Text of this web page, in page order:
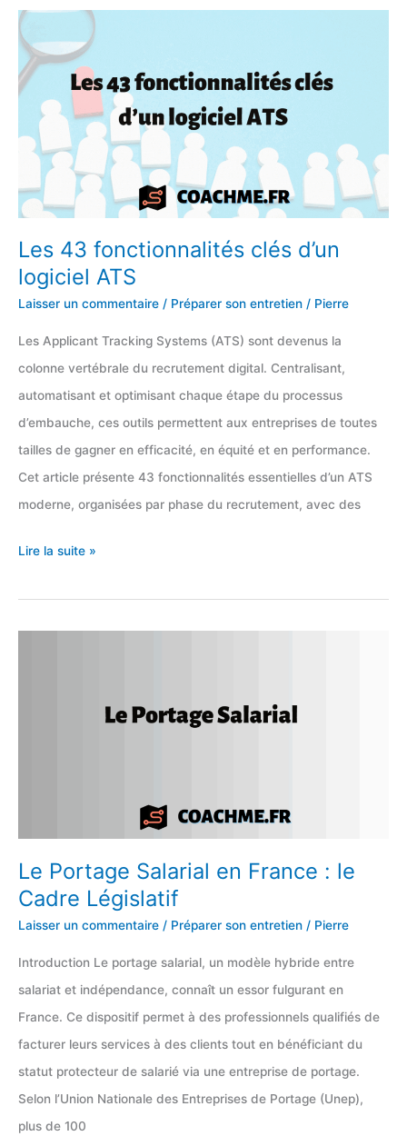
business
club
premium
d’Eric
Larchevêque
Les 43 fonctionnalités clés d’un
logiciel ATS
Laisser un commentaire / Préparer son entretien / Pierre
Les Applicant Tracking Systems (ATS) sont devenus la
colonne vertébrale du recrutement digital. Centralisant,
automatisant et optimisant chaque étape du processus
d’embauche, ces outils permettent aux entreprises de toutes
tailles de gagner en efficacité, en équité et en performance.
Cet article présente 43 fonctionnalités essentielles d’un ATS
moderne, organisées par phase du recrutement, avec des
Les
fonctionnalités
clés
Lire la suite »
Le Portage Salarial en France : le
Cadre Législatif
Laisser un commentaire / Préparer son entretien / Pierre
Introduction Le portage salarial, un modèle hybride entre
salariat et indépendance, connaît un essor fulgurant en
France. Ce dispositif permet à des professionnels qualifiés de
facturer leurs services à des clients tout en bénéficiant du
statut protecteur de salarié via une entreprise de portage.
Selon l’Union Nationale des Entreprises de Portage (Unep),
plus de 100